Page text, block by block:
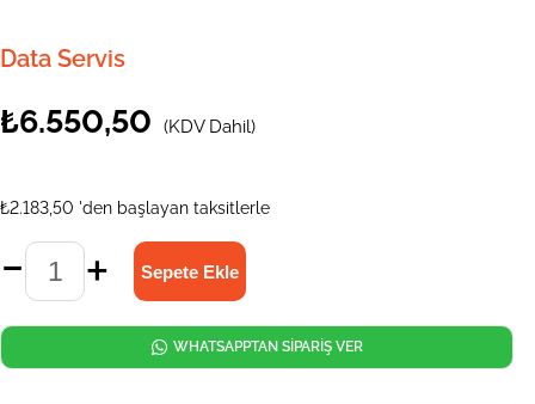
Data Servis
₺6.550,50 (KDV Dahil)
₺2.183,50 'den başlayan taksitlerle
WHATSAPPTAN SİPARİŞ VER